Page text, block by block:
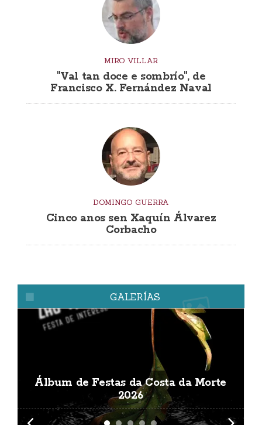
MIRO VILLAR
"Val tan doce e sombrío", de
Francisco X. Fernández Naval
DOMINGO GUERRA
Cinco anos sen Xaquín Álvarez
Corbacho
GALERÍAS
Álbum de Festas da Costa da Morte
2026